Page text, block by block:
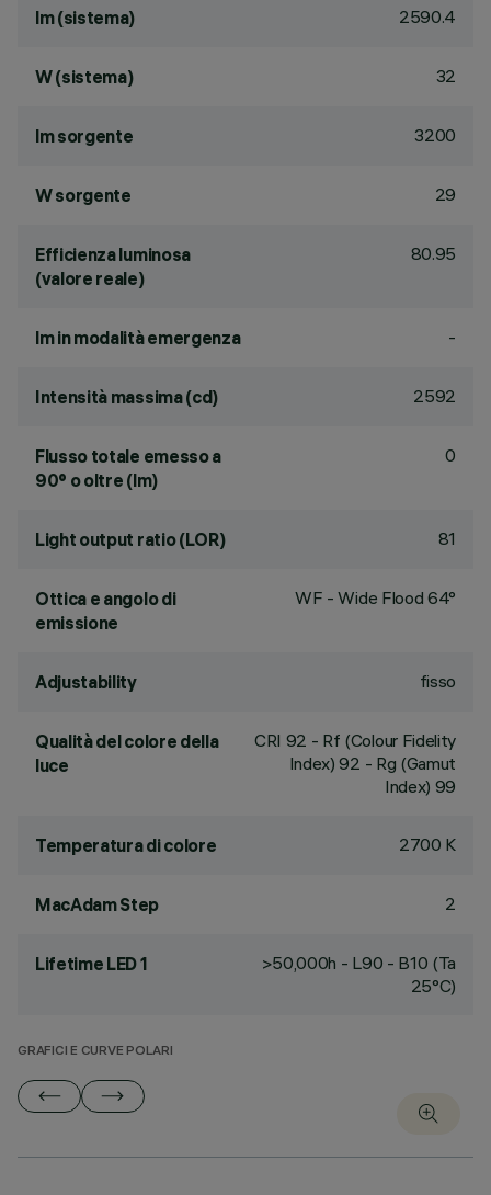
lm (sistema) 2590.4
W (sistema) 32
lm sorgente 3200
W sorgente 29
Efficienza luminosa
(valore reale)
80.95
lm in modalità emergenza -
Intensità massima (cd) 2592
Flusso totale emesso a
90° o oltre (lm)
0
Light output ratio (LOR) 81
Ottica e angolo di
emissione
WF - Wide Flood 64°
Adjustability fisso
Qualità del colore della
luce
CRI 92 - Rf (Colour Fidelity
Index) 92 - Rg (Gamut
Index) 99
Temperatura di colore 2700 K
MacAdam Step 2
Lifetime LED 1
>50,000h - L90 - B10 (Ta
25°C)
GRAFICI E CURVE POLARI